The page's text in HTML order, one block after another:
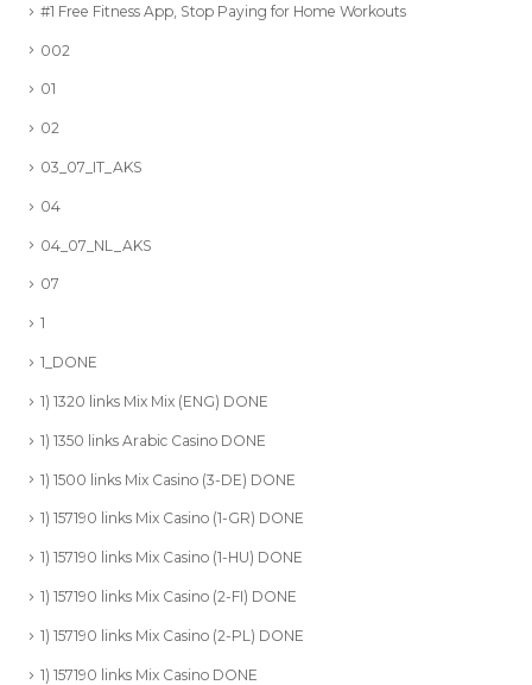
#1 Free Fitness App, Stop Paying for Home Workouts
002
01
02
03_07_IT_AKS
04
04_07_NL_AKS
07
1
1_DONE
1) 1320 links Mix Mix (ENG) DONE
1) 1350 links Arabic Casino DONE
1) 1500 links Mix Casino (3-DE) DONE
1) 157190 links Mix Casino (1-GR) DONE
1) 157190 links Mix Casino (1-HU) DONE
1) 157190 links Mix Casino (2-FI) DONE
1) 157190 links Mix Casino (2-PL) DONE
1) 157190 links Mix Casino DONE